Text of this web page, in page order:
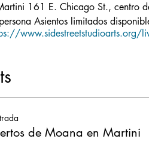
161 E. Chicago St., centro
Asientos limitados
www.sidestreetstudioarts.org/
de Moana en Martini